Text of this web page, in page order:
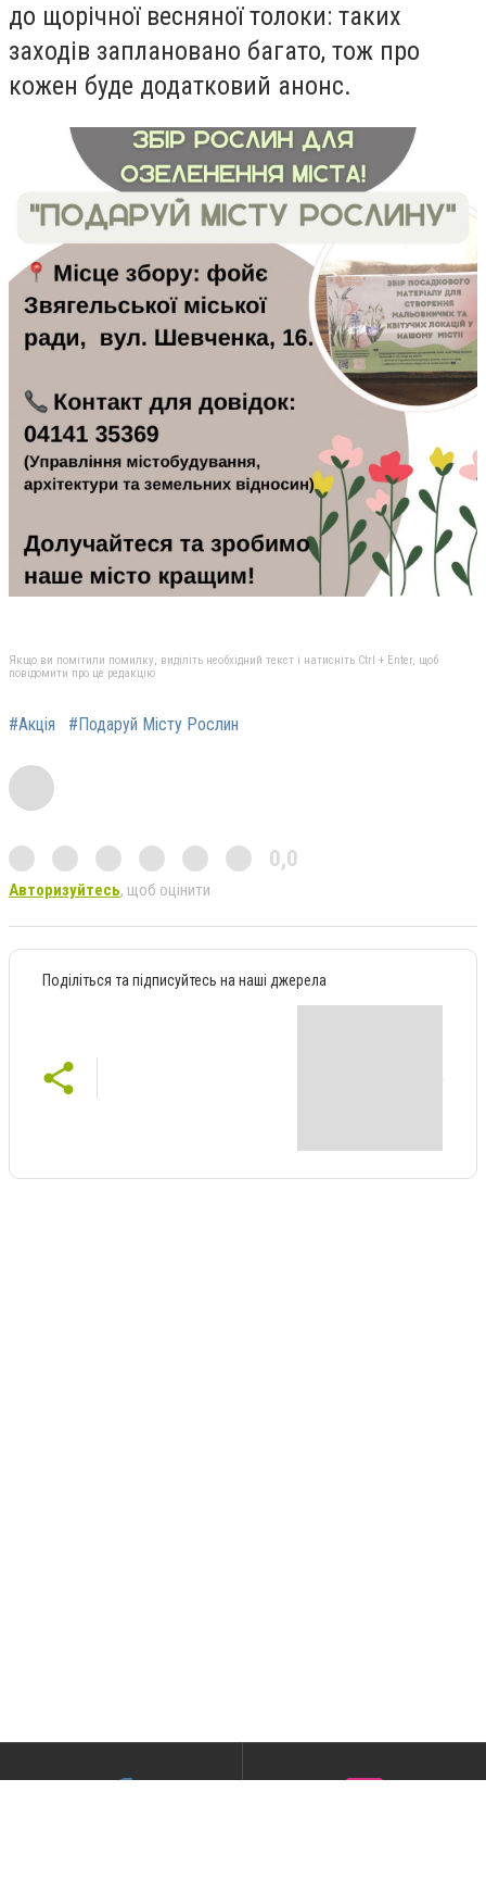
до щорічної весняної толоки: таких
заходів заплановано багато, тож про
кожен буде додатковий анонс.
Якщо ви помітили помилку, виділіть необхідний текст і натисніть Ctrl + Enter, щоб
повідомити про це редакцію
#Акція #Подаруй Місту Рослин
0,0
Авторизуйтесь, щоб оцінити
Поділіться та підписуйтесь на наші джерела